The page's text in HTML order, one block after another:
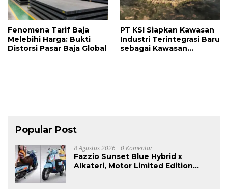
Fenomena Tarif Baja
Melebihi Harga: Bukti
Distorsi Pasar Baja Global
PT KSI Siapkan Kawasan
Industri Terintegrasi Baru
sebagai Kawasan
Popular Post
8 Agustus 2026 0 Komentar
Fazzio Sunset Blue Hybrid x
Alkateri, Motor Limited Edition